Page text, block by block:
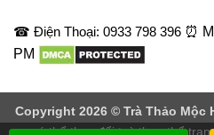
☎ Điện Thoại: 0933 798 396 ⏰
PM
Copyright 2026 © Trà Thảo Mộc
có thể thay đổi tuỳ theo thể